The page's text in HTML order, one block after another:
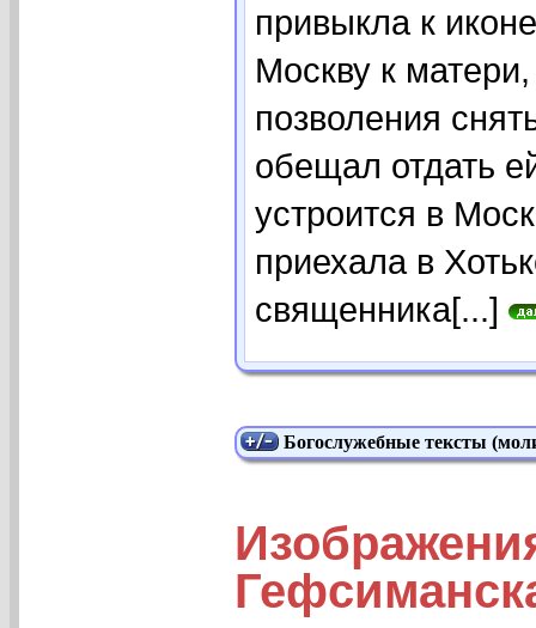
привыкла к
Москву к
позволения
обещал отдать
устроится в
приехала в
священника[...]
Богослужебные тексты